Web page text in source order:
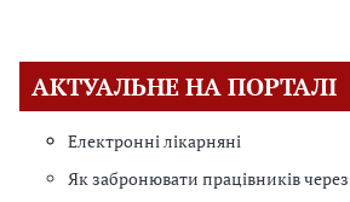
АКТУАЛЬНЕ НА ПОРТАЛІ
Електронні лікарняні
Як забронювати працівників